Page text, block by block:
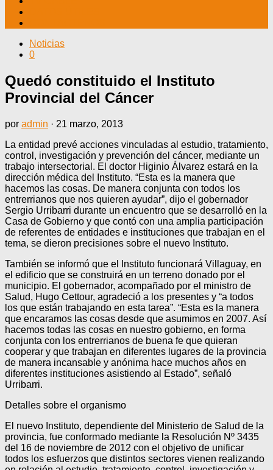
Noticias
0
Quedó constituido el Instituto
Provincial del Cáncer
por admin · 21 marzo, 2013
La entidad prevé acciones vinculadas al estudio, tratamiento,
control, investigación y prevención del cáncer, mediante un
trabajo intersectorial. El doctor Higinio Álvarez estará en la
dirección médica del Instituto. “Esta es la manera que
hacemos las cosas. De manera conjunta con todos los
entrerrianos que nos quieren ayudar”, dijo el gobernador
Sergio Urribarri durante un encuentro que se desarrolló en la
Casa de Gobierno y que contó con una amplia participación
de referentes de entidades e instituciones que trabajan en el
tema, se dieron precisiones sobre el nuevo Instituto.
También se informó que el Instituto funcionará Villaguay, en
el edificio que se construirá en un terreno donado por el
municipio. El gobernador, acompañado por el ministro de
Salud, Hugo Cettour, agradeció a los presentes y “a todos
los que están trabajando en esta tarea”. “Esta es la manera
que encaramos las cosas desde que asumimos en 2007. Así
hacemos todas las cosas en nuestro gobierno, en forma
conjunta con los entrerrianos de buena fe que quieran
cooperar y que trabajan en diferentes lugares de la provincia
de manera incansable y anónima hace muchos años en
diferentes instituciones asistiendo al Estado”, señaló
Urribarri.
Detalles sobre el organismo
El nuevo Instituto, dependiente del Ministerio de Salud de la
provincia, fue conformado mediante la Resolución Nº 3435
del 16 de noviembre de 2012 con el objetivo de unificar
todos los esfuerzos que distintos sectores vienen realizando